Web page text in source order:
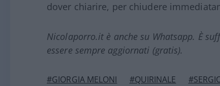
dover chiarire, per chiudere
Nicolaporro.it è anche su Whatsapp. È
essere sempre aggiornati (gratis).
#GIORGIA MELONI #QUIRINALE